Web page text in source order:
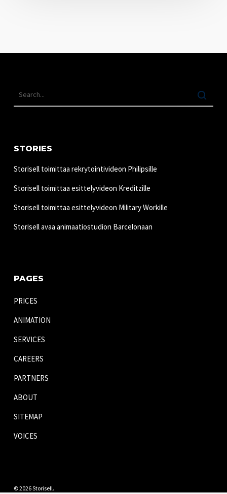
STORIES
Storisell toimittaa rekrytointivideon Philipsille
Storisell toimittaa esittelyvideon Kreditzille
Storisell toimittaa esittelyvideon Military Workille
Storisell avaa animaatiostudion Barcelonaan
PAGES
PRICES
ANIMATION
SERVICES
CAREERS
PARTNERS
ABOUT
SITEMAP
VOICES
© 2026 Storisell.